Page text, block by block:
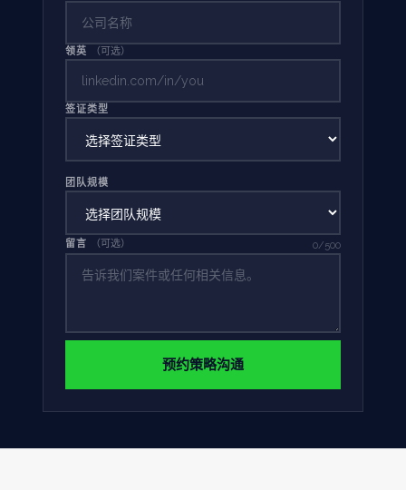
领英 （可选）
签证类型
团队规模
留言 （可选） 0/500
预约策略沟通